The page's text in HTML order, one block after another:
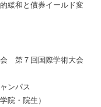
緩和と債券イールド変
会 第７回国際学術大会
ンパス
・院生）